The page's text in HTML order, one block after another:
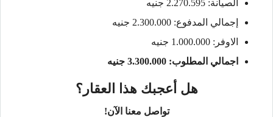
الصيانة: 2.270.595 جنيه
إجمالي المدفوع: 2.300.000 جنيه
الاوفر: 1.000.000 جنيه
اجمالي المطلوب: 3.300.000 جنيه
هل أعجبك هذا العقار؟
تواصل معنا الآن!